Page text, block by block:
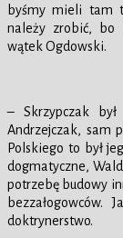
byśmy mieli tam
należy zrobić, bo
wątek Ogdowski.
– Skrzypczak
Andrzejczak, sam
Polskiego to był
dogmatyczne,
potrzebę budowy
bezzałogowców.
doktrynerstwo.